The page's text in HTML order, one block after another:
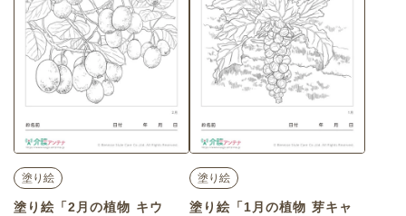
塗り絵
塗り絵「2月の植物 キウ
塗り絵
塗り絵「1月の植物 芽キャ